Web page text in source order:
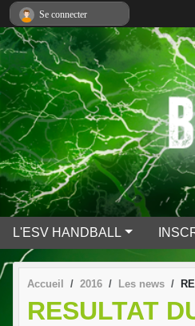
L'ESV HANDBALL
Accueil 2016 Les news
RESULTAT
Se connecter
Panneau de gestion des cookies